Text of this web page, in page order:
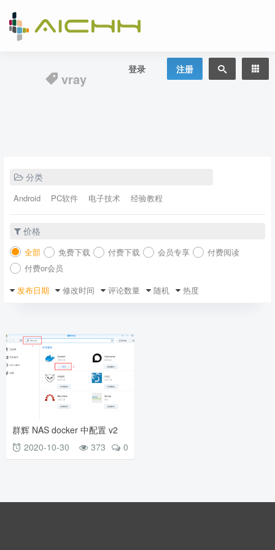
登录 注册
vray
分类
Android PC软件 电子技术 经验教程
价格
全部 免费下载 付费下载 会员专享
付费阅读
付费or会员
发布日期
修改时间 评论数量 随机 热度
群辉 NAS docker 中配置 v2
2020-10-30 0
373